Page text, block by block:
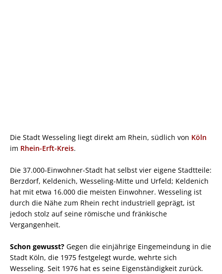
Die Stadt Wesseling liegt direkt am Rhein, südlich von Köln
im Rhein-Erft-Kreis.
Die 37.000-Einwohner-Stadt hat selbst vier eigene Stadtteile:
Berzdorf, Keldenich, Wesseling-Mitte und Urfeld; Keldenich
hat mit etwa 16.000 die meisten Einwohner. Wesseling ist
durch die Nähe zum Rhein recht industriell geprägt, ist
jedoch stolz auf seine römische und fränkische
Vergangenheit.
Schon gewusst? Gegen die einjährige Eingemeindung in die
Stadt Köln, die 1975 festgelegt wurde, wehrte sich
Wesseling. Seit 1976 hat es seine Eigenständigkeit zurück.